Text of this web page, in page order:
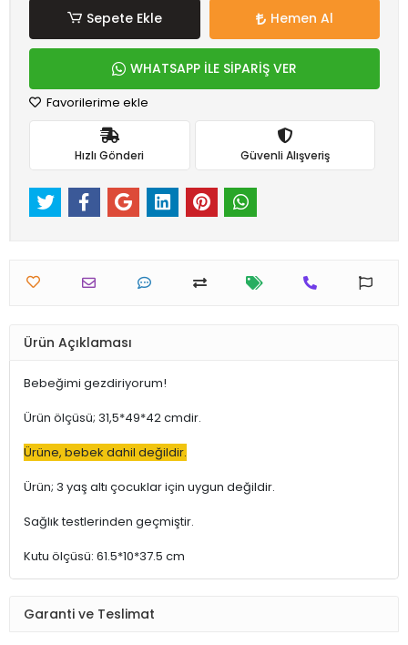
Sepete Ekle Hemen Al
WHATSAPP İLE SİPARİŞ VER
Favorilerime ekle
Hızlı Gönderi Güvenli Alışveriş
Ürün Açıklaması
Bebeğimi gezdiriyorum!
Ürün ölçüsü; 31,5*49*42 cmdir.
Ürüne, bebek dahil değildir.
Ürün; 3 yaş altı çocuklar için uygun değildir.
Sağlık testlerinden geçmiştir.
Kutu ölçüsü: 61.5*10*37.5 cm
Garanti ve Teslimat